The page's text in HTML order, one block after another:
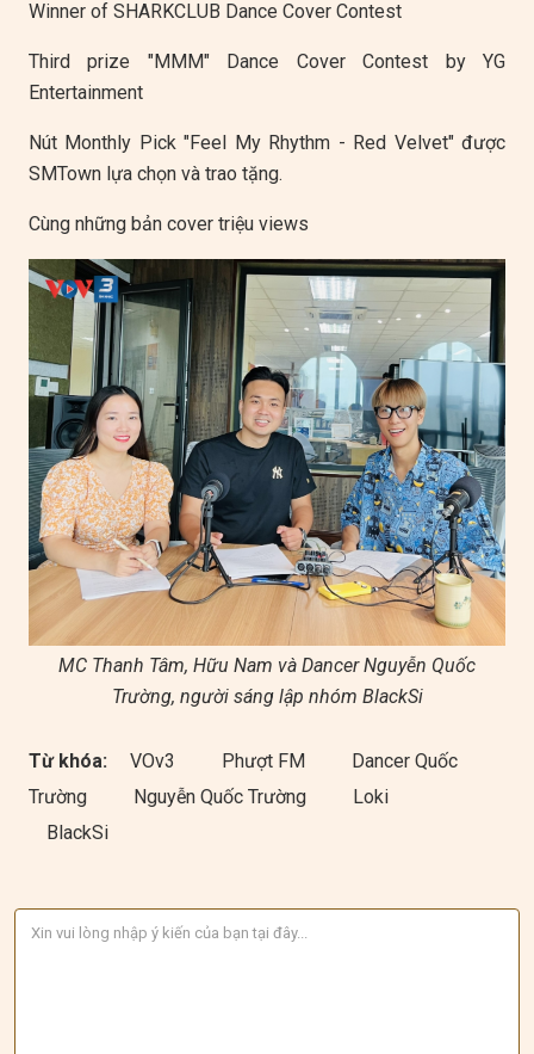
Winner of SHARKCLUB Dance Cover Contest
Third prize "MMM" Dance Cover Contest by YG
Entertainment
Nút Monthly Pick "Feel My Rhythm - Red Velvet" được
SMTown lựa chọn và trao tặng.
Cùng những bản cover triệu views
MC Thanh Tâm, Hữu Nam và Dancer Nguyễn Quốc
Trường, người sáng lập nhóm BlackSi
Từ khóa: VOv3 Phượt FM
Dancer Quốc
Trường
Nguyễn Quốc Trường
Loki
BlackSi